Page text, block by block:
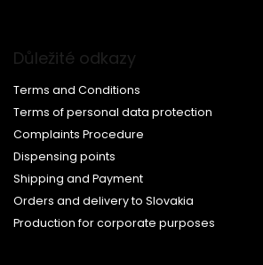
Důležité odkazy
Terms and Conditions
Terms of personal data protection
Complaints Procedure
Dispensing points
Shipping and Payment
Orders and delivery to Slovakia
Production for corporate purposes